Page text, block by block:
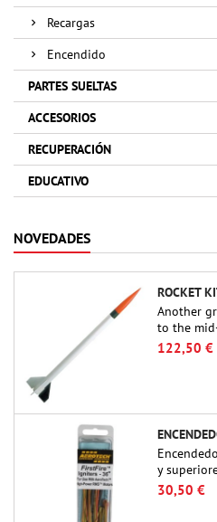
Recargas
Encendido
PARTES SUELTAS
ACCESORIOS
RECUPERACIÓN
EDUCATIVO
NOVEDADES
Another
to the
famous
and
122,50 €
y
motores
30,50 €